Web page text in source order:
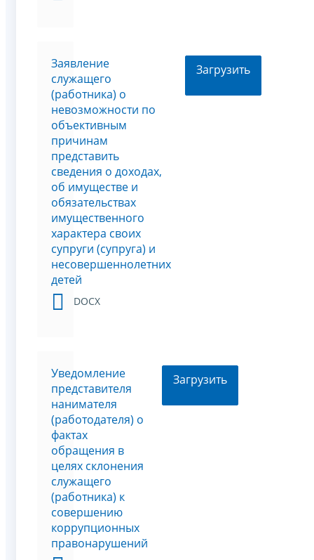
Заявление
служащего
(работника) о
невозможности по
объективным
причинам
представить
сведения о доходах,
об имуществе и
обязательствах
имущественного
характера своих
супруги (супруга) и
несовершеннолетних
детей
DOCX
Загрузить
Уведомление
представителя
нанимателя
(работодателя) о
фактах
обращения в
целях склонения
служащего
(работника) к
совершению
коррупционных
правонарушений
Загрузить